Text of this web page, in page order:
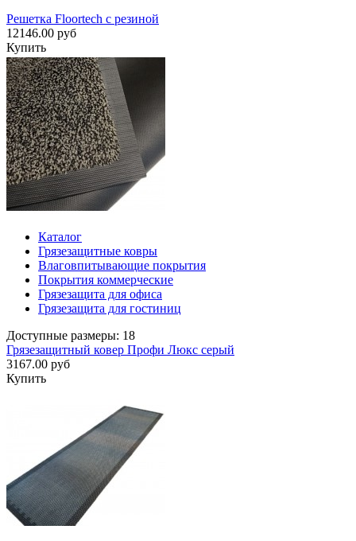
Решетка Floortech с резиной
12146.00 руб
Купить
Каталог
Грязезащитные ковры
Влаговпитывающие покрытия
Покрытия коммерческие
Грязезащита для офиса
Грязезащита для гостиниц
Доступные размеры: 18
Грязезащитный ковер Профи Люкс серый
3167.00 руб
Купить